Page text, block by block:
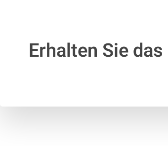
Erhalten Sie das